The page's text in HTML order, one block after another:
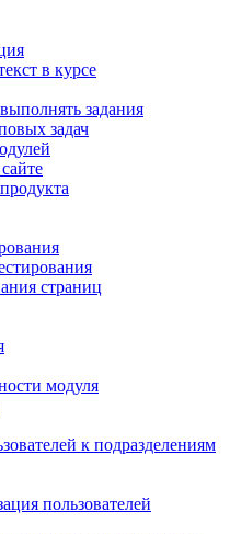
в курсе
задания
задач
страниц
модуля
к подразделениям
пользователей